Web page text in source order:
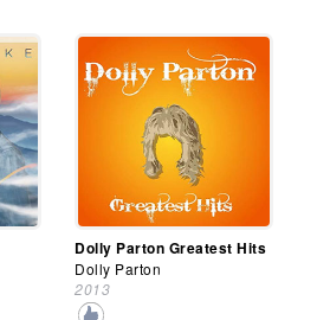
Dolly Parton Greatest Hits
Dolly Parton
2013